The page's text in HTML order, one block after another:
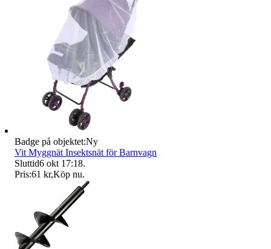
Badge på objektet:Ny
Vit Myggnät Insektsnät för Barnvagn
Sluttid6 okt 17:18.
Pris:61 kr,Köp nu.